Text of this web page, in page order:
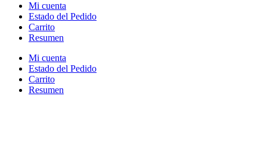
Mi cuenta
Estado del Pedido
Carrito
Resumen
Mi cuenta
Estado del Pedido
Carrito
Resumen